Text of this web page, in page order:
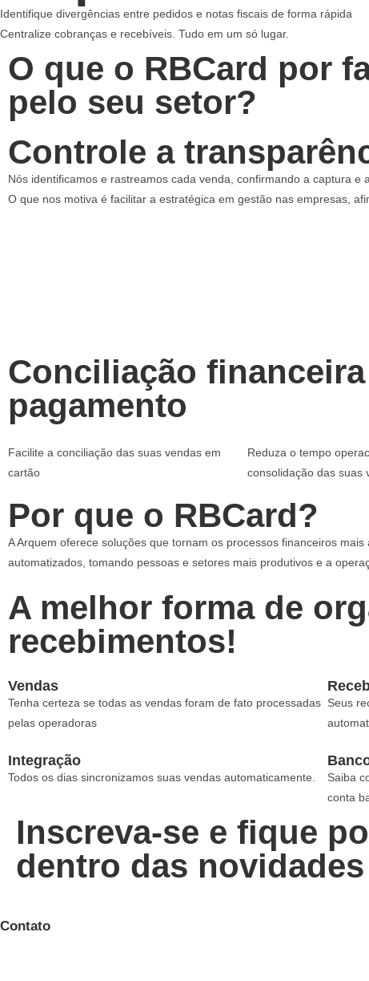
Identifique divergências entre pedidos e notas fiscais de forma rápida
Centralize cobranças e recebíveis. Tudo em um só lugar.
O que o RBCard por
pelo seu setor?
Controle a
Nós identificamos e rastreamos cada venda, confirmando a captura
O que nos motiva é facilitar a estratégica em gestão nas empresas,
Conciliação
pagamento
Facilite a conciliação das suas vendas em
cartão
Reduza o tempo
consolidação das suas
Por que o RBCard?
A Arquem oferece soluções que tornam os processos financeiros mais
automatizados, tomando pessoas e setores mais produtivos e a
A melhor forma de
recebimentos!
Vendas
Tenha certeza se todas as vendas foram de fato processadas
pelas operadoras
Seus
Integração
Todos os dias sincronizamos suas vendas automaticamente.
Saiba
conta
Inscreva-se e fique
dentro das novidades
Contato